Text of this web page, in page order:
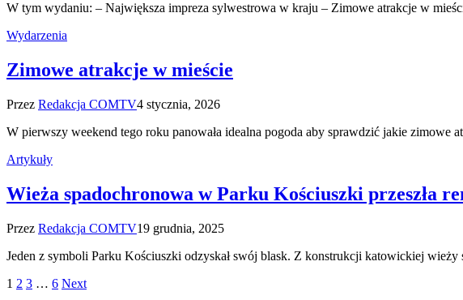
W tym wydaniu: – Największa impreza sylwestrowa w kraju – Zimowe atrakcje w
Wydarzenia
Zimowe atrakcje w mieście
Przez Redakcja COMTV4 stycznia, 2026
W pierwszy weekend tego roku panowała idealna pogoda aby sprawdzić jakie zimowe
Artykuły
Wieża spadochronowa w Parku Kościuszki przeszła
Przez Redakcja COMTV19 grudnia, 2025
Jeden z symboli Parku Kościuszki odzyskał swój blask. Z konstrukcji katowickiej
1 2 3 … 6 Next